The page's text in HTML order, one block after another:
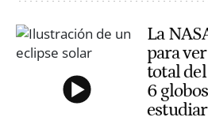
La
para
total del
6